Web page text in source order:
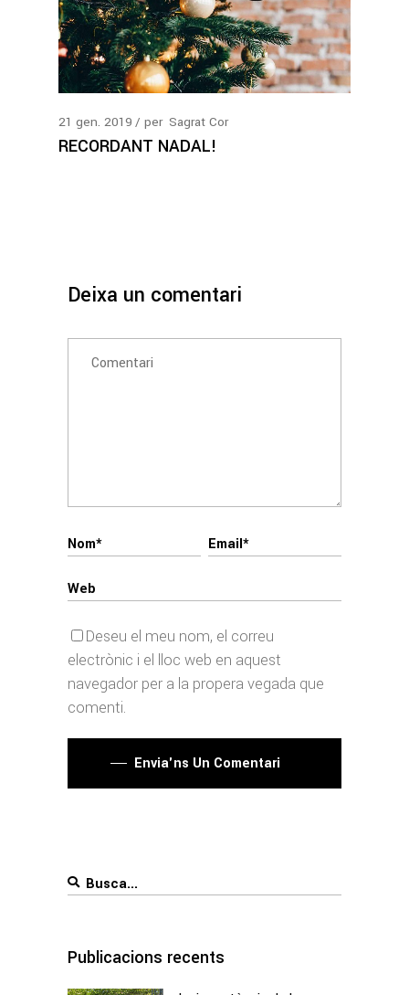
21 gen. 2019 per Sagrat Cor
RECORDANT NADAL!
Deixa un comentari
Deseu el meu nom, el correu
electrònic i el lloc web en aquest
navegador per a la propera vegada que
comenti.
Envia'ns Un Comentari
Search
Publicacions recents